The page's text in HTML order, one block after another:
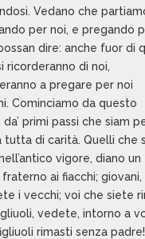
Vedano che
per noi, e pregando
dire: anche fuor di
ricorderanno di noi,
a pregare per noi
Cominciamo da questo
da’ primi passi che siam
tutta di carità. Quelli che
vigore, diano un
ai fiacchi; giovani,
i vecchi; voi che siete
vedete, intorno a
rimasti senza padre!